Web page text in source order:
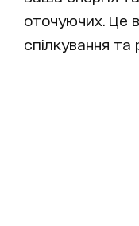
оточуючих. Це
спілкування та